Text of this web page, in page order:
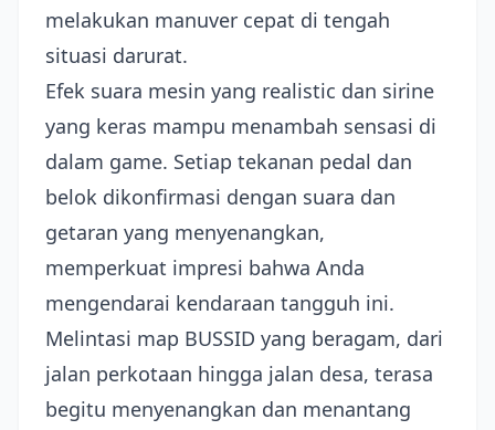
melakukan manuver cepat di tengah
situasi darurat.
Efek suara mesin yang realistic dan sirine
yang keras mampu menambah sensasi di
dalam game. Setiap tekanan pedal dan
belok dikonfirmasi dengan suara dan
getaran yang menyenangkan,
memperkuat impresi bahwa Anda
mengendarai kendaraan tangguh ini.
Melintasi map BUSSID yang beragam, dari
jalan perkotaan hingga jalan desa, terasa
begitu menyenangkan dan menantang